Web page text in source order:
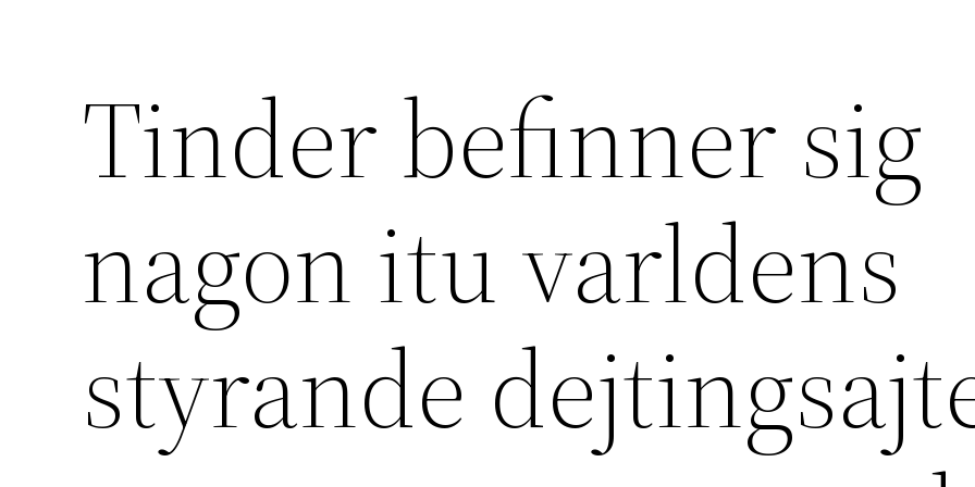
Tinder befinner sig
nagon itu varldens
styrande